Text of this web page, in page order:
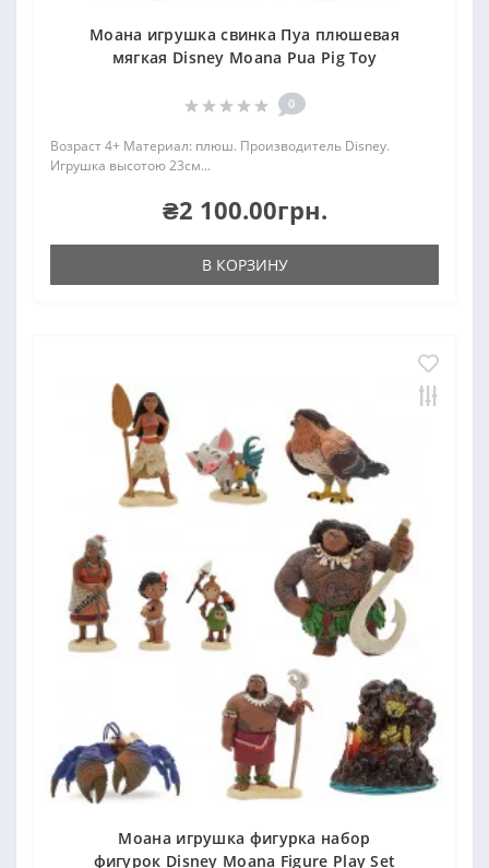
Моана игрушка свинка Пуа плюшевая
мягкая Disney Moana Pua Pig Toy
0
Возраст 4+ Материал: плюш. Производитель Disney.
Игрушка высотою 23см...
₴2 100.00грн.
В КОРЗИНУ
Моана игрушка фигурка набор
фигурок Disney Moana Figure Play Set